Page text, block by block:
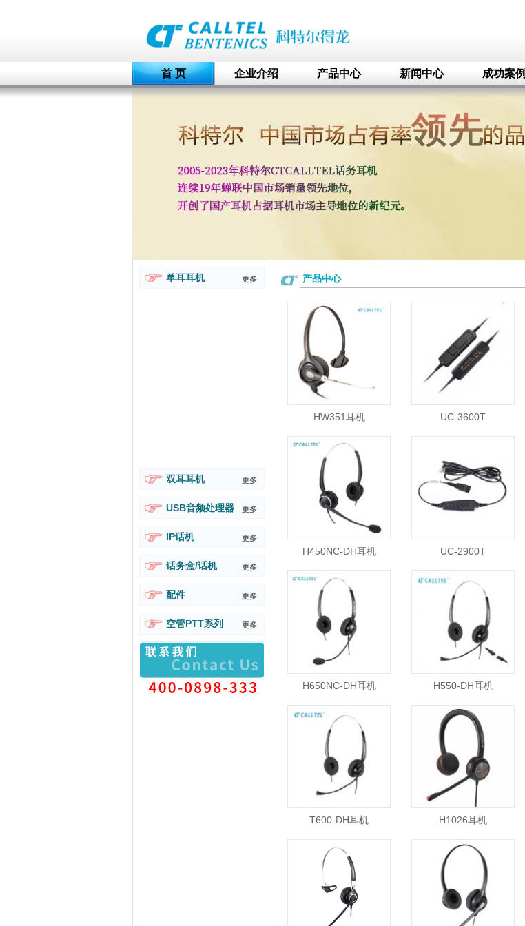
首 页 企业介绍 产品中心 新闻中心 成功案例
单耳耳机 更多
双耳耳机 更多
USB音频处理器 更多
IP话机 更多
话务盒/话机 更多
配件 更多
空管PTT系列 更多
产品中心
HW351耳机 UC-3600T
H450NC-DH耳机 UC-2900T
H650NC-DH耳机 H550-DH耳机
T600-DH耳机 H1026耳机